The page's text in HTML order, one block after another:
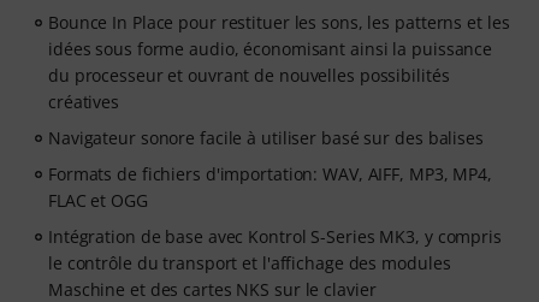
Bounce In Place pour restituer les sons, les patterns et les
idées sous forme audio, économisant ainsi la puissance
du processeur et ouvrant de nouvelles possibilités
créatives
Navigateur sonore facile à utiliser basé sur des balises
Formats de fichiers d'importation: WAV, AIFF, MP3, MP4,
FLAC et OGG
Intégration de base avec Kontrol S-Series MK3, y compris
le contrôle du transport et l'affichage des modules
Maschine et des cartes NKS sur le clavier